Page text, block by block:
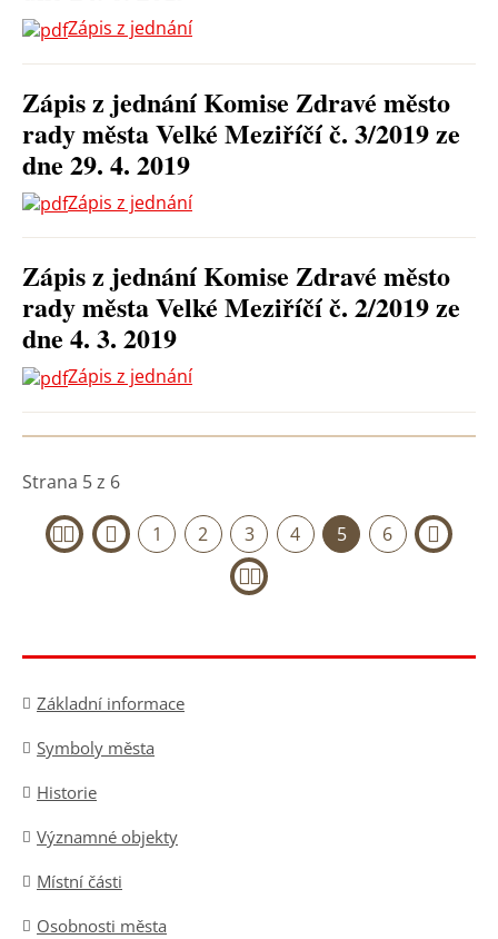
Zápis z jednání
Zápis z jednání Komise Zdravé město
rady města Velké Meziříčí č. 3/2019 ze
dne 29. 4. 2019
Zápis z jednání
Zápis z jednání Komise Zdravé město
rady města Velké Meziříčí č. 2/2019 ze
dne 4. 3. 2019
Zápis z jednání
Strana 5 z 6
« ‹ 1 2 3 4 5 6
›
»
Základní informace
Symboly města
Historie
Významné objekty
Místní části
Osobnosti města